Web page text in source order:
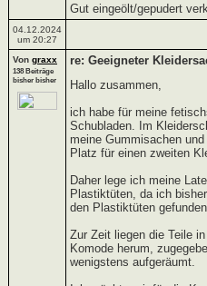
Gut eingeölt/gepudert
04.12.2024
um 20:27
Von graxx
138 Beiträge
bisher bisher
re: Geeigneter
Hallo zusammen,
ich habe für meine
Schubladen. Im
meine Gummisachen
Platz für einen zweiten
Daher lege ich meine
Plastiktüten, da ich
den Plastiktüten
Zur Zeit liegen die Teile
Komode herum,
wenigstens aufgeräumt.